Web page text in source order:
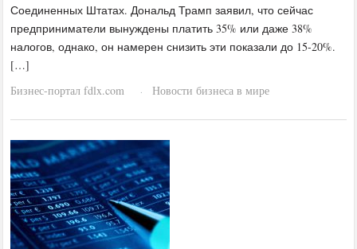
Соединенных Штатах. Дональд Трамп заявил, что сейчас
предприниматели вынуждены платить 35% или даже 38%
налогов, однако, он намерен снизить эти показали до 15-20%.
[…]
Бизнес-портал fdlx.com
· Новости бизнеса в мире